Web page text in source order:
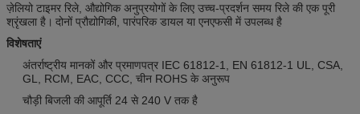
ज़ेलियो टाइमर रिले, औद्योगिक अनुप्रयोगों के लिए उच्च-प्रदर्शन समय रिले की एक पूरी
श्रृंखला है। दोनों प्रौद्योगिकी, पारंपरिक डायल या एनएफसी में उपलब्ध है
विशेषताएं
अंतर्राष्ट्रीय मानकों और प्रमाणपत्र IEC 61812-1, EN 61812-1 UL, CSA,
GL, RCM, EAC, CCC, चीन ROHS के अनुरूप
चौड़ी बिजली की आपूर्ति 24 से 240 V तक है